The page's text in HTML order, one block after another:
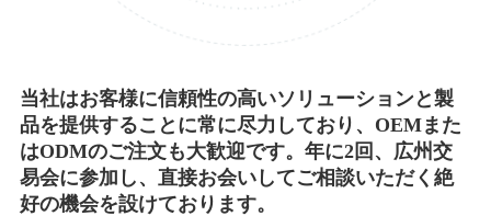
当社はお客様に信頼性の高いソリューションと製
品を提供することに常に尽力しており、OEMまた
はODMのご注文も大歓迎です。年に2回、広州交
易会に参加し、直接お会いしてご相談いただく絶
好の機会を設けております。